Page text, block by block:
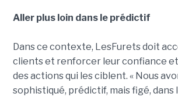
Aller plus loin dans le prédictif
Dans ce contexte, LesFurets doit
clients et renforcer leur confiance
des actions qui les ciblent. « Nous
sophistiqué, prédictif, mais figé, dans